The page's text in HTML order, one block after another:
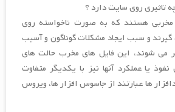
تاثیری روی سایت دارد ؟
مخربی هستند که به صورت ناخواسته روی
گیرند و سبب ایجاد مشکلات گوناگون و آسیب
می شوند، این فایل های مخرب حالت های
یا عملکرد آنها نیز با یکدیگر متفاوت
ها عبارتند از جاسوس افزار ها، ویروس